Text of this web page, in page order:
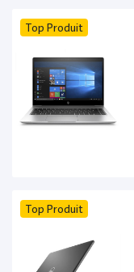
Top Produit
Top Produit